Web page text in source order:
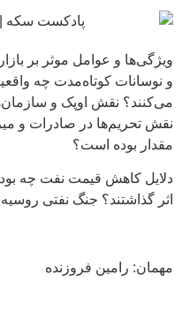
ویژگی‌ها و عوامل موثر بر
و نوسانات کوتاه‌مدت چه
می‌کنند؟ نقش اوپک و
نقش تحریم‌ها در صادرات و
مقدار بوده است؟
دلایل کاهش قیمت نفت چه
اثر گذاشتند؟ جنگ نفتی
مهمان: رامین فروزنده